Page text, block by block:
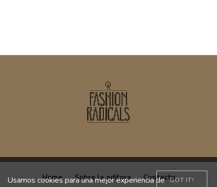
Home Sobre la editora ContactoGOT IT!
Usamos cookies para una mejor experiencia de